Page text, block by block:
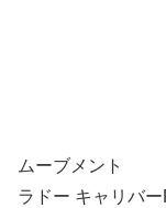
ムーブメント
ラドー キャリバ